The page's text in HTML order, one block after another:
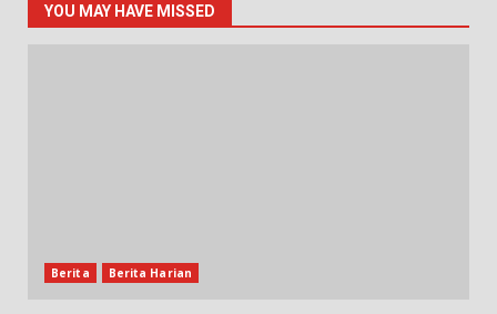
YOU MAY HAVE MISSED
Berita Berita Harian